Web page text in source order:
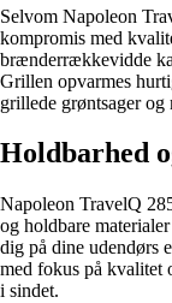
Selvom Napoleon
kompromis med
brænderrækkevidde
Grillen opvarmes
grillede grøntsager og
Holdbarhed
Napoleon TravelQ
og holdbare
dig på dine udendørs
med fokus på kvalitet
i sindet.